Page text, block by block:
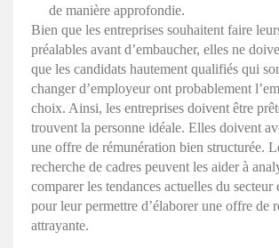
de manière approfondie.
Bien que les entreprises souhaitent faire
préalables avant d’embaucher, elles ne
que les candidats hautement qualifiés qui
changer d’employeur ont probablement
choix. Ainsi, les entreprises doivent être
trouvent la personne idéale. Elles doivent
une offre de rémunération bien structurée.
recherche de cadres peuvent les aider à
comparer les tendances actuelles du secteur
pour leur permettre d’élaborer une offre de
attrayante.